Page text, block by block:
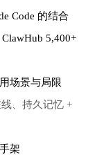
Code 的结合
5,400+
场景与局限
、持久记忆 +
架